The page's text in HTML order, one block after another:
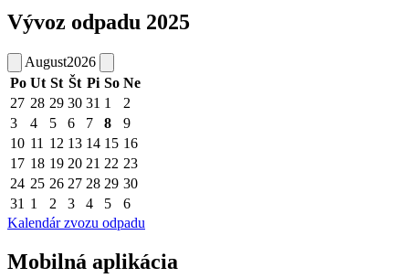
Vývoz odpadu 2025
August2026
Po Ut St Št Pi So Ne
27 28 29 30 31 1
2
3
4 5 6 7 8
9
10 11 12 13 14 15 16
17 18 19 20 21 22 23
24 25 26 27 28 29 30
31 1 2 3 4 5
6
Kalendár zvozu odpadu
Mobilná aplikácia